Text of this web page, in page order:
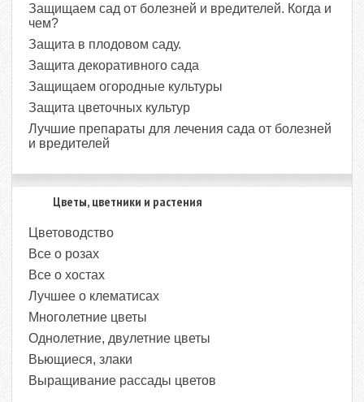
Защищаем сад от болезней и вредителей. Когда и
чем?
Защита в плодовом саду.
Защита декоративного сада
Защищаем огородные культуры
Защита цветочных культур
Лучшие препараты для лечения сада от болезней
и вредителей
Цветы, цветники и растения
Цветоводство
Все о розах
Все о хостах
Лучшее о клематисах
Многолетние цветы
Однолетние, двулетние цветы
Вьющиеся, злаки
Выращивание рассады цветов